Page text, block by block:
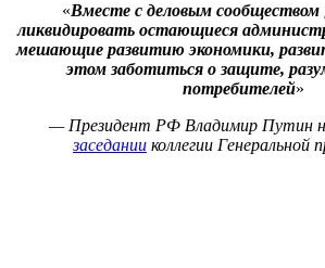
«Вместе с деловым сообществом
ликвидировать остающиеся
мешающие развитию экономики,
этом заботиться о защите,
потребителей»
— Президент РФ Владимир Путин
заседании коллегии Генеральной